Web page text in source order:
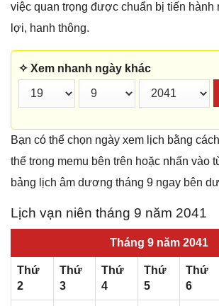
việc quan trọng được chuẩn bị tiến hành
lợi, hanh thông.
✧ Xem nhanh ngày khác
Bạn có thể chọn ngày xem lịch bằng
thể trong memu bên trên hoặc nhấn vào
bảng lịch âm dương tháng 9 ngay bên
Lịch vạn niên tháng 9 năm 2041
Tháng 9 năm 2041
Thứ
2
Thứ
3
Thứ
4
Thứ
5
Thứ
6